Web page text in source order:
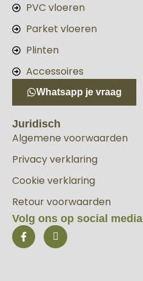
PVC vloeren
Parket vloeren
Plinten
Accessoires
Whatsapp je vraag
Juridisch
Algemene voorwaarden
Privacy verklaring
Cookie verklaring
Retour voorwaarden
Volg ons op social media